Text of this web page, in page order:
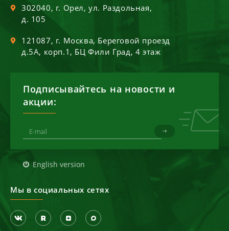
302040, г. Орел,ул. Раздольная,
д. 105
121087, г. Москва, Береговой проезд
д.5А, корп.1, БЦ Фили Град, 4 этаж
Подписывайтесь на новости и
акции:
English version
Мы в социальных сетях